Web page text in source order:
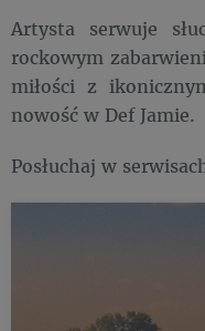
Artysta serwuje
rockowym
miłości z
nowość w Def Jamie.
Posłuchaj w